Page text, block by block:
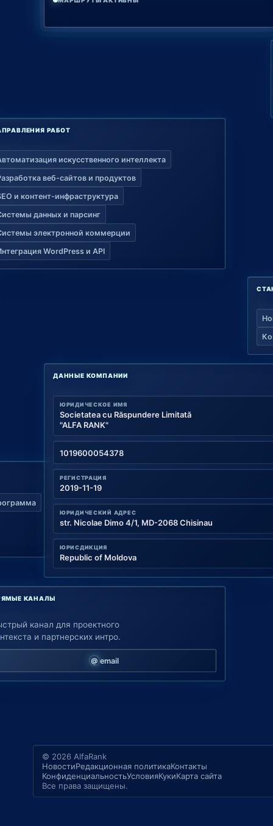
РАБОТ
искусственного интеллекта
веб-сайтов и продуктов
и контент-инфраструктура
данных и парсинг
электронной коммерции
WordPress и API
ДАННЫЕ КОМПАНИИ
ЮРИДИЧЕСКОЕ ИМЯ
Societatea cu Răspundere Limitată
"ALFA RANK"
1019600054378
РЕГИСТРАЦИЯ
2019-11-19
ЮРИДИЧЕСКИЙ АДРЕС
str. Nicolae Dimo 4/1, MD-2068 Chisinau
ЮРИСДИКЦИЯ
Republic of Moldova
КАНАЛЫ
канал для проектного
и партнерских интро.
email
© 2026 AlfaRank
НовостиРедакционная политикаКонтакты
КонфиденциальностьУсловияКукиКарта сайта
Все права защищены.